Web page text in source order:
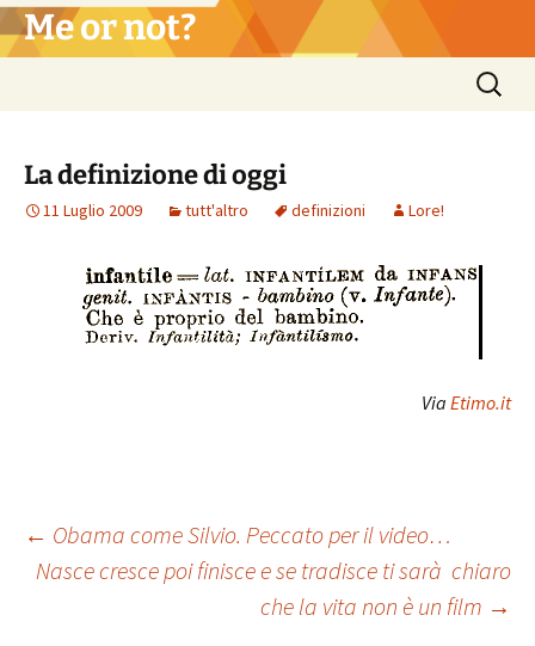
Vai
al Me or not?
Ricerca
per:
La definizione di oggi
11 Luglio 2009 tutt'altro definizioni Lore!
Via Etimo.it
Navigazione
← Obama come Silvio. Peccato per il video…
Nasce cresce poi finisce e se tradisce ti sarà chiaro
che la vita non è un film →